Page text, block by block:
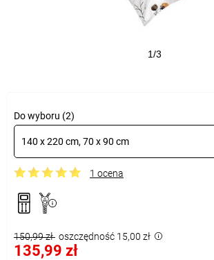
1/3
Do wyboru (2)
140 x 220 cm, 70 x 90 cm
1 ocena
150,99 zł oszczędność 15,00 zł
135,99 zł